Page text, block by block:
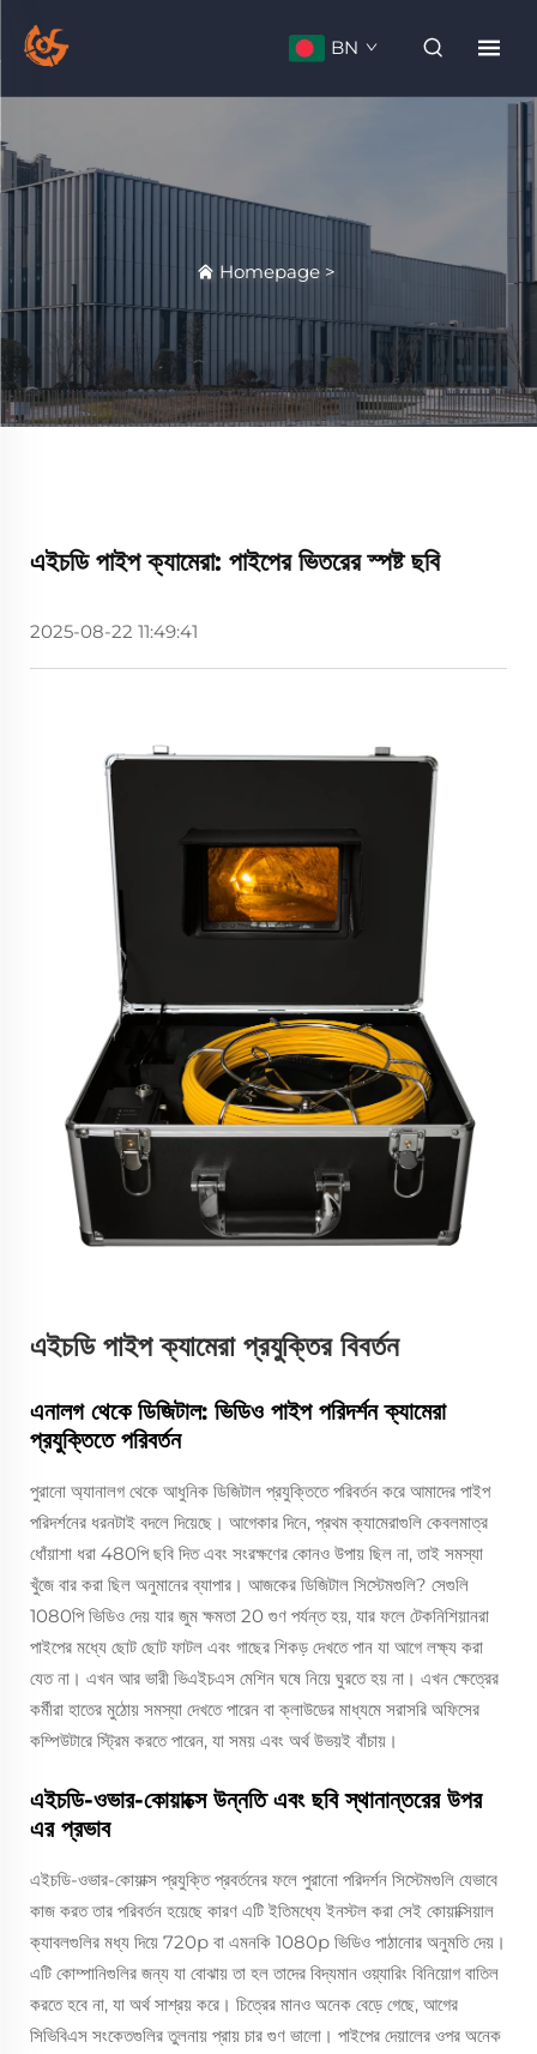
BN
Homepage >
এইচডি পাইপ ক্যামেরা: পাইপের ভিতরের স্পষ্ট ছবি
2025-08-22 11:49:41
এইচডি পাইপ ক্যামেরা প্রযুক্তির বিবর্তন
এনালগ থেকে ডিজিটাল: ভিডিও পাইপ পরিদর্শন ক্যামেরা
প্রযুক্তিতে পরিবর্তন
পুরানো অ্যানালগ থেকে আধুনিক ডিজিটাল প্রযুক্তিতে পরিবর্তন করে আমাদের পাইপ
পরিদর্শনের ধরনটাই বদলে দিয়েছে। আগেকার দিনে, প্রথম ক্যামেরাগুলি কেবলমাত্র
ধোঁয়াশা ধরা 480পি ছবি দিত এবং সংরক্ষণের কোনও উপায় ছিল না, তাই সমস্যা
খুঁজে বার করা ছিল অনুমানের ব্যাপার। আজকের ডিজিটাল সিস্টেমগুলি? সেগুলি
1080পি ভিডিও দেয় যার জুম ক্ষমতা 20 গুণ পর্যন্ত হয়, যার ফলে টেকনিশিয়ানরা
পাইপের মধ্যে ছোট ছোট ফাটল এবং গাছের শিকড় দেখতে পান যা আগে লক্ষ্য করা
যেত না। এখন আর ভারী ভিএইচএস মেশিন ঘষে নিয়ে ঘুরতে হয় না। এখন ক্ষেত্রের
কর্মীরা হাতের মুঠোয় সমস্যা দেখতে পারেন বা ক্লাউডের মাধ্যমে সরাসরি অফিসের
কম্পিউটারে স্ট্রিম করতে পারেন, যা সময় এবং অর্থ উভয়ই বাঁচায়।
এইচডি-ওভার-কোয়াক্সে উন্নতি এবং ছবি স্থানান্তরের উপর
এর প্রভাব
এইচডি-ওভার-কোয়াক্স প্রযুক্তি প্রবর্তনের ফলে পুরানো পরিদর্শন সিস্টেমগুলি যেভাবে
কাজ করত তার পরিবর্তন হয়েছে কারণ এটি ইতিমধ্যে ইনস্টল করা সেই কোয়াক্সিয়াল
ক্যাবলগুলির মধ্য দিয়ে 720p বা এমনকি 1080p ভিডিও পাঠানোর অনুমতি দেয়।
এটি কোম্পানিগুলির জন্য যা বোঝায় তা হল তাদের বিদ্যমান ওয়্যারিং বিনিয়োগ বাতিল
করতে হবে না, যা অর্থ সাশ্রয় করে। চিত্রের মানও অনেক বেড়ে গেছে, আগের
সিভিবিএস সংকেতগুলির তুলনায় প্রায় চার গুণ ভালো। পাইপের দেয়ালের ওপর অনেক